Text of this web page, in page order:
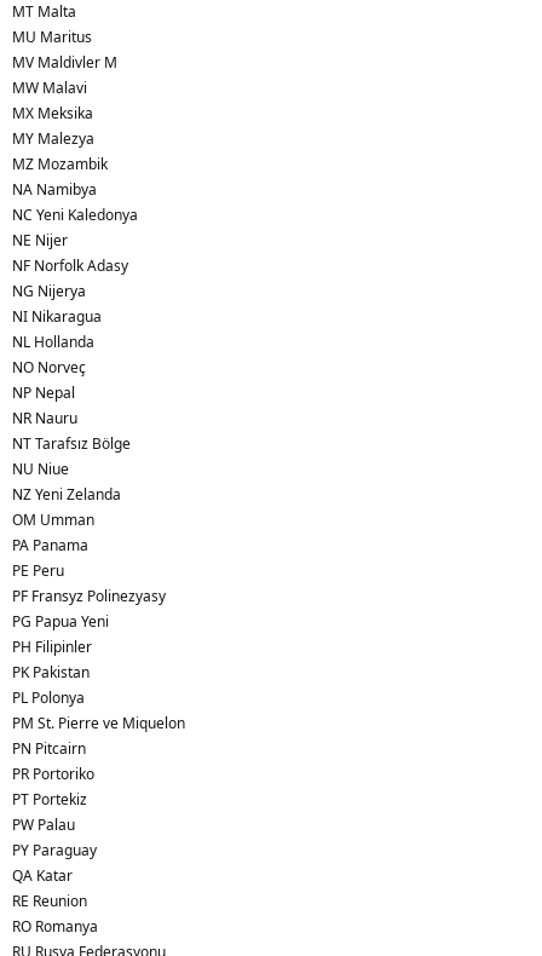
MT Malta
MU Maritus
MV Maldivler M
MW Malavi
MX Meksika
MY Malezya
MZ Mozambik
NA Namibya
NC Yeni Kaledonya
NE Nijer
NF Norfolk Adasy
NG Nijerya
NI Nikaragua
NL Hollanda
NO Norveç
NP Nepal
NR Nauru
NT Tarafsız Bölge
NU Niue
NZ Yeni Zelanda
OM Umman
PA Panama
PE Peru
PF Fransyz Polinezyasy
PG Papua Yeni
PH Filipinler
PK Pakistan
PL Polonya
PM St. Pierre ve Miquelon
PN Pitcairn
PR Portoriko
PT Portekiz
PW Palau
PY Paraguay
QA Katar
RE Reunion
RO Romanya
RU Rusya Federasyonu